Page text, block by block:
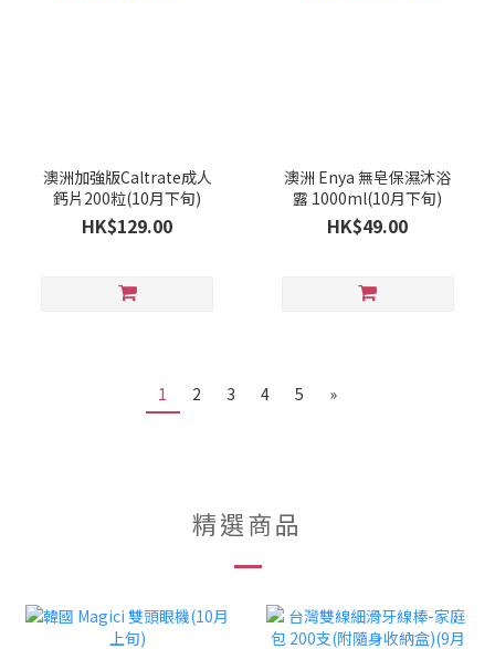
澳洲加強版Caltrate成人
鈣片200粒(10月下旬)
HK$129.00
澳洲 Enya 無皂保濕沐浴
露 1000ml(10月下旬)
HK$49.00
1 2 3 4 5 »
精選商品